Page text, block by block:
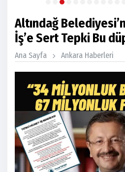
Altındağ
İş’e Sert Tepki Bu
Ana Sayfa Ankara Haberleri